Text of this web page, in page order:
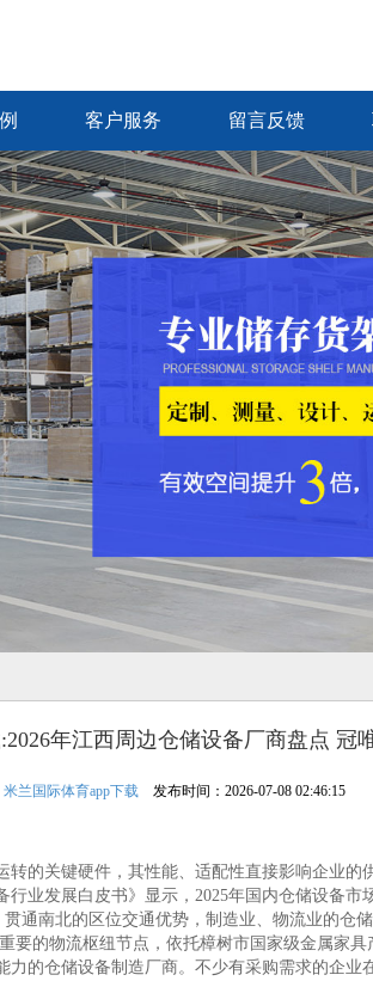
客户服务 留言反馈
年江西周边仓储设备厂商盘点 冠
米兰国际体育app下载发布时间：2026-07-08 02:46:15
的关键硬件，其性能、适配性直接影响企业的
行业发展白皮书》显示，2025年国内仓储设备市
通南北的区位交通优势，制造业、物流业的仓
要的物流枢纽节点，依托樟树市国家级金属家
力的仓储设备制造厂商。不少有采购需求的企业